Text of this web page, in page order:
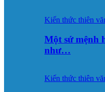
Kiến thức thiên
Một sứ mệnh
như…
Kiến thức thiên